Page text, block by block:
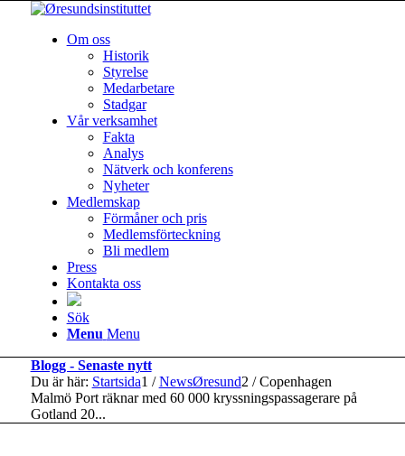
Om oss
Historik
Styrelse
Medarbetare
Stadgar
Vår verksamhet
Fakta
Analys
Nätverk och konferens
Nyheter
Medlemskap
Förmåner och pris
Medlemsförteckning
Bli medlem
Press
Kontakta oss
Sök
Menu Menu
Blogg - Senaste nytt
Du är här: Startsida1 / NewsØresund2 / Copenhagen
Malmö Port räknar med 60 000 kryssningspassagerare på
Gotland 20...